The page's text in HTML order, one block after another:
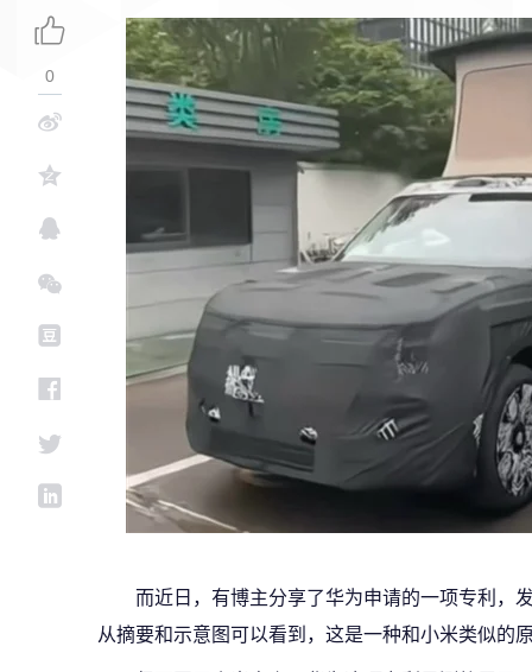
而近日，有博主分享了华为申请的一项专利，
从摘要和示意图可以看到，这是一种和小米类似的
0